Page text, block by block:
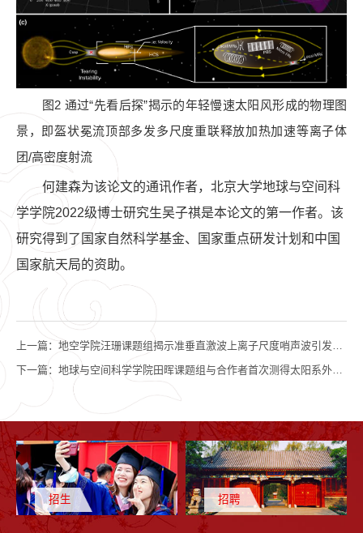
图2 通过“先看后探”揭示的年轻慢速太阳风形成的物理图
景，即盔状冕流顶部多发多尺度重联释放加热加速等离子体
团/高密度射流
何建森为该论文的通讯作者， 北京大学地球与空间科
学学院2022级博士研究生吴子祺是本论文的第一作者。该
研究得到了国家自然科学基金、国家重点研发计划和中国
国家航天局的资助。
上一篇： 地空学院汪珊课题组揭示准垂直激波上离子尺度哨声波引发的激波重构
下一篇： 地球与空间科学学院田晖课题组与合作者首次测得太阳系外恒星的色球层磁场
招生 招聘